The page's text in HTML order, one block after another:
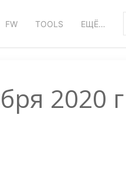
FW TOOLS ЕЩЁ…
2020 г